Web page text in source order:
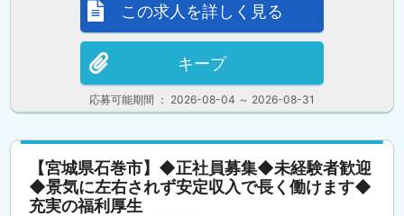
応募可能期間 ： 2026-08-04 ～ 2026-08-31
この求人を詳しく見る
キープ
【宮城県石巻市】◆正社員募集◆未経験者歓迎
◆景気に左右されず安定収入で長く働けます◆
充実の福利厚生